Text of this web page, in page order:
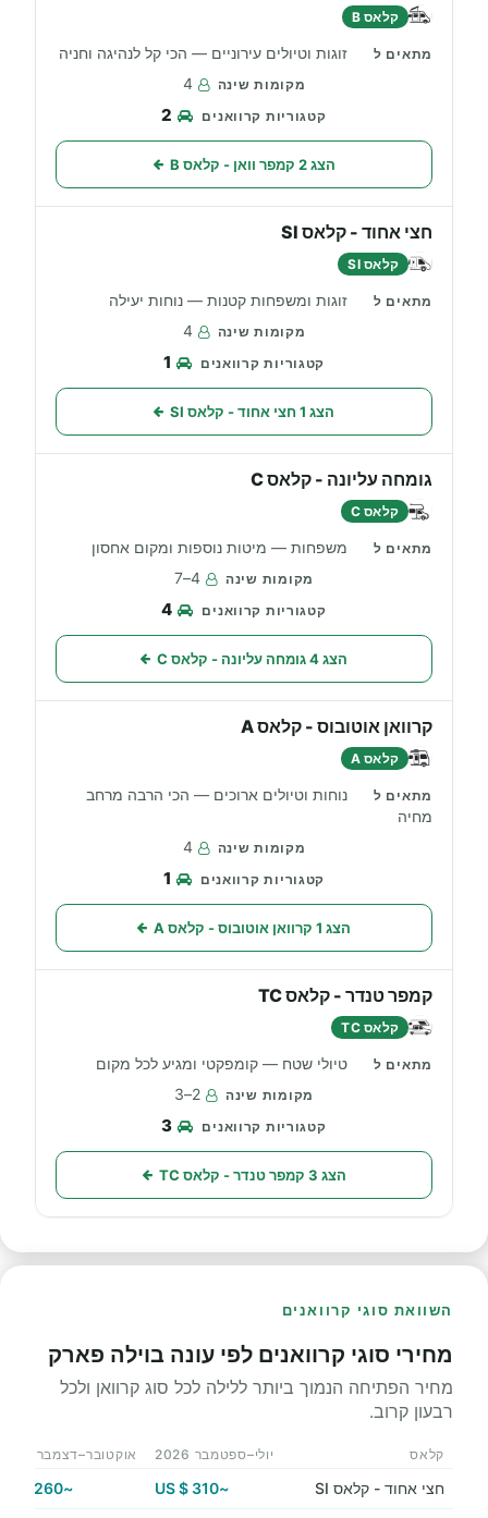
קלאס B
זוגות וטיולים עירוניים — הכי קל לנהיגה וחניה
4
2
הצג 2 קמפר וואן - קלאס B
חצי אחוד - קלאס SI
קלאס SI
זוגות ומשפחות קטנות — נוחות יעילה
4
1
הצג 1 חצי אחוד - קלאס SI
גומחה עליונה - קלאס C
קלאס C
משפחות — מיטות נוספות ומקום אחסון
4–7
4
הצג 4 גומחה עליונה - קלאס C
קרוואן אוטובוס - קלאס A
קלאס A
נוחות וטיולים ארוכים — הכי הרבה מרחב
מחיה
4
1
הצג 1 קרוואן אוטובוס - קלאס A
קמפר טנדר - קלאס TC
קלאס TC
טיולי שטח — קומפקטי ומגיע לכל מקום
2–3
3
הצג 3 קמפר טנדר - קלאס TC
השוואת סוגי קרוואנים
מחירי סוגי קרוואנים לפי עונה בוילה פארק
מחיר הפתיחה הנמוך ביותר ללילה לכל סוג קרוואן ולכל
רבעון קרוב.
קלאס יולי–ספטמבר 2026 אוקטובר–דצמבר 2026
חצי אחוד - קלאס SI ~310 $ US
~260 $ US